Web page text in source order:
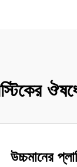
উচ্চমানের